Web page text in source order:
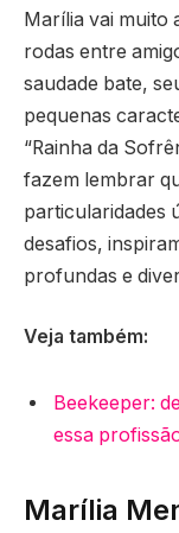
Marília vai muito
rodas entre
saudade bate,
pequenas
“Rainha da
fazem lembrar
particularidades
desafios,
profundas e
Veja também:
Beekeeper:
essa
Marília